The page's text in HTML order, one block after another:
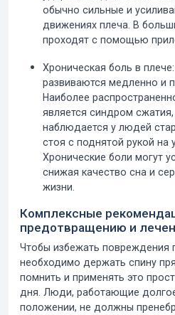
обычно сильные и
движениях плеча. В
проходят с помощью
Хроническая боль в плече:
развиваются медленно и
Наиболее
является синдром сжатия
наблюдается у людей
стоя с поднятой рукой на
Хронические боли могут
снижая качество сна и
жизни.
Комплексные
предотвращению и
Чтобы избежать повреждения
необходимо держать спину
помнить и применять это
дня. Люди, работающие
положении, не должны